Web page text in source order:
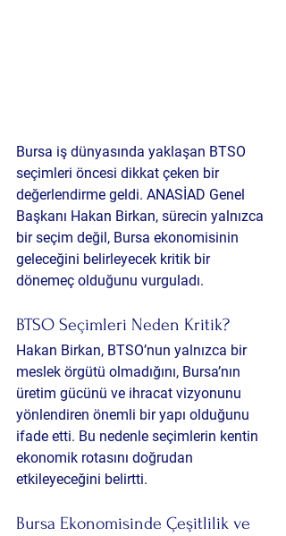
Bursa iş dünyasında yaklaşan BTSO
seçimleri öncesi dikkat çeken bir
değerlendirme geldi. ANASİAD Genel
Başkanı Hakan Birkan, sürecin yalnızca
bir seçim değil, Bursa ekonomisinin
geleceğini belirleyecek kritik bir
dönemeç olduğunu vurguladı.
BTSO Seçimleri Neden Kritik?
Hakan Birkan, BTSO’nun yalnızca bir
meslek örgütü olmadığını, Bursa’nın
üretim gücünü ve ihracat vizyonunu
yönlendiren önemli bir yapı olduğunu
ifade etti. Bu nedenle seçimlerin kentin
ekonomik rotasını doğrudan
etkileyeceğini belirtti.
Bursa Ekonomisinde Çeşitlilik ve